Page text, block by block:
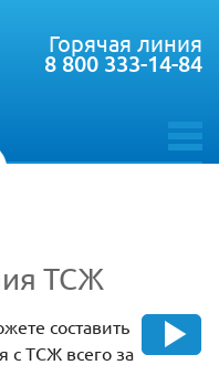
toggle
Горячая линия
8 800 333-14-84
ТСЖ
составить
с ТСЖ всего за